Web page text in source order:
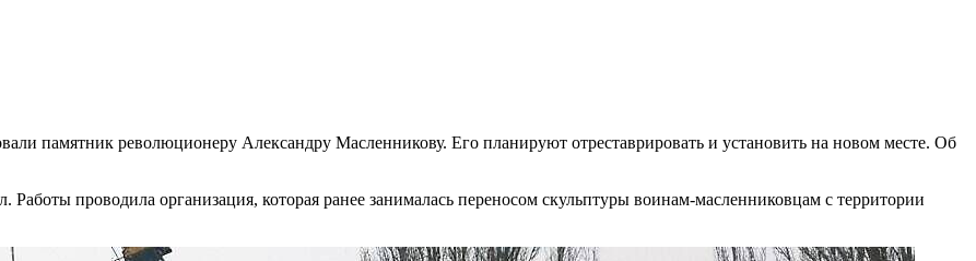
памятник революционеру Александру Масленникову. Его планируют отреставрировать и установить на новом месте. Об
проводила организация, которая ранее занималась переносом скульптуры воинам-масленниковцам с территории